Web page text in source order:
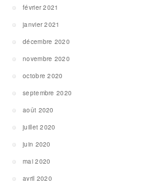
février 2021
janvier 2021
décembre 2020
novembre 2020
octobre 2020
septembre 2020
août 2020
juillet 2020
juin 2020
mai 2020
avril 2020